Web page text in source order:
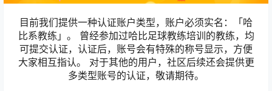
目前我们提供一种认证账户类型，账户必须实名：「哈
比系教练」。 曾经参加过哈比足球教练培训的教练，均
可提交认证，认证后，账号会有特殊的称号显示，方便
大家相互指认。 对于其他的用户，社区后续还会提供更
多类型账号的认证，敬请期待。